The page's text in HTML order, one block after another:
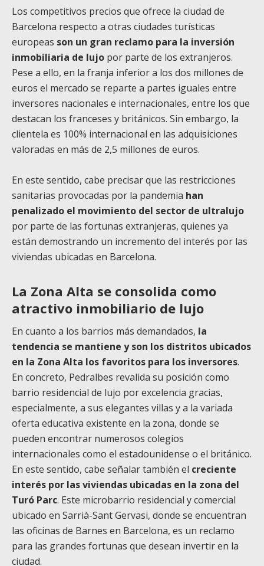
Los competitivos precios que ofrece la ciudad de
Barcelona respecto a otras ciudades turísticas
europeas son un gran reclamo para la inversión
inmobiliaria de lujo por parte de los extranjeros.
Pese a ello, en la franja inferior a los dos millones de
euros el mercado se reparte a partes iguales entre
inversores nacionales e internacionales, entre los que
destacan los franceses y británicos. Sin embargo, la
clientela es 100% internacional en las adquisiciones
valoradas en más de 2,5 millones de euros.
En este sentido, cabe precisar que las restricciones
sanitarias provocadas por la pandemia han
penalizado el movimiento del sector de ultralujo
por parte de las fortunas extranjeras, quienes ya
están demostrando un incremento del interés por las
viviendas ubicadas en Barcelona.
La Zona Alta se consolida como
atractivo inmobiliario de lujo
En cuanto a los barrios más demandados, la
tendencia se mantiene y son los distritos ubicados
en la Zona Alta los favoritos para los inversores.
En concreto, Pedralbes revalida su posición como
barrio residencial de lujo por excelencia gracias,
especialmente, a sus elegantes villas y a la variada
oferta educativa existente en la zona, donde se
pueden encontrar numerosos colegios
internacionales como el estadounidense o el británico.
En este sentido, cabe señalar también el creciente
interés por las viviendas ubicadas en la zona del
Turó Parc. Este microbarrio residencial y comercial
ubicado en Sarrià-Sant Gervasi, donde se encuentran
las oficinas de Barnes en Barcelona, es un reclamo
para las grandes fortunas que desean invertir en la
ciudad.